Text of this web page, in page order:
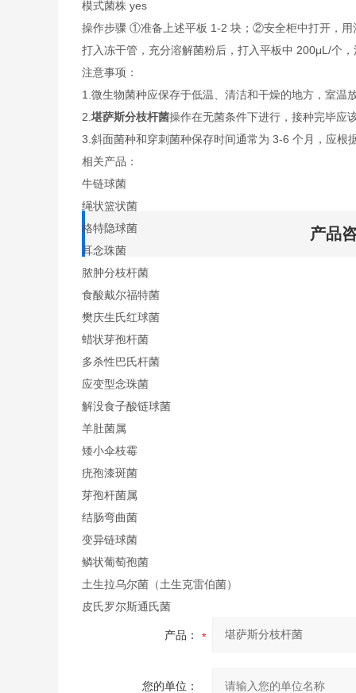
模式菌株 yes
操作步骤 ①准备上述平板 1-2 块；②安全柜中打开，
打入冻干管，充分溶解菌粉后，打入平板中 200μL/个
注意事项：
1.微生物菌种应保存于低温、清洁和干燥的地方，室温
2. 堪萨斯分枝杆菌操作在无菌条件下进行，接种完毕应
3.斜面菌种和穿刺菌种保存时间通常为 3-6 个月，应
相关产品：
牛链球菌
绳状篮状菌
格特隐球菌
耳念珠菌
脓肿分枝杆菌
食酸戴尔福特菌
樊庆生氏红球菌
蜡状芽孢杆菌
多杀性巴氏杆菌
应变型念珠菌
解没食子酸链球菌
羊肚菌属
矮小伞枝霉
疣孢漆斑菌
芽孢杆菌属
结肠弯曲菌
变异链球菌
鳞状葡萄孢菌
土生拉乌尔菌（土生克雷伯菌）
皮氏罗尔斯通氏菌
产品
产品：
您的单位：